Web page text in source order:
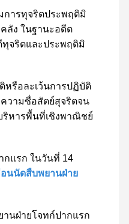
การทุจริตประพฤติมิ
ลัง ในฐานะอดีต
จริตและประพฤติมิ
หรือละเว้นการปฏิบัติ
วามซื่อสัตย์สุจริตจน
ริหารพื้นที่เชิงพาณิชย์
แรก ในวันที่ 14
อนนัดสืบพยานฝ่าย
นฝ่ายโจทก์ปากแรก